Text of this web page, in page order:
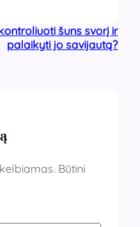
šuns svorį ir
palaikyti jo savijautą?
Būtini